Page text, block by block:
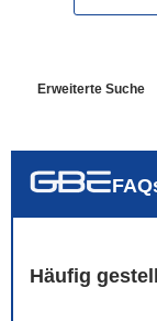
Erweiterte Suche
auch in allen
Häufig